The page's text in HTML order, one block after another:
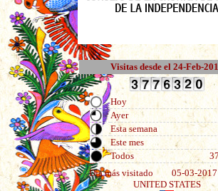
Visitas desde el 24-Feb-
Hoy
Ayer
Esta semana
Este mes
Todos
Día más visitado
05-03-
UNITED STATES